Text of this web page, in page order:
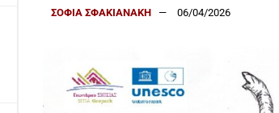
ΣΟΦΙΑ ΣΦΑΚΙΑΝΑΚΗ 06/04/2026